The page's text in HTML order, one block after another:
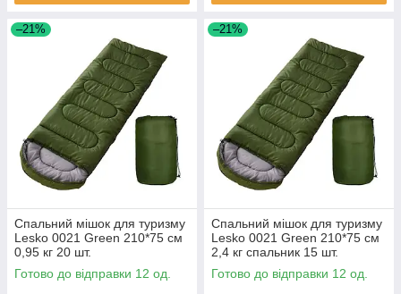
–21%
Спальний мішок для туризму
Lesko 0021 Green 210*75 см
0,95 кг 20 шт.
Готово до відправки 12 од.
–21%
Спальний мішок для туризму
Lesko 0021 Green 210*75 см
2,4 кг спальник 15 шт.
Готово до відправки 12 од.